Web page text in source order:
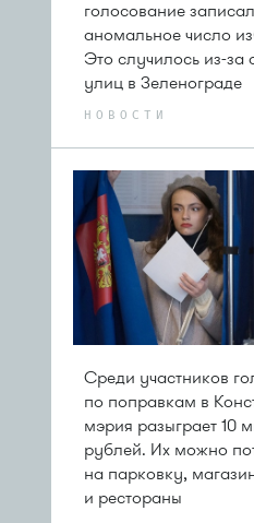
голосование
аномальное число
Это случилось из-за
улиц в Зеленограде
НОВОСТИ
Среди участников
по поправкам в
мэрия разыграет 10
рублей. Их можно
на парковку,
и рестораны